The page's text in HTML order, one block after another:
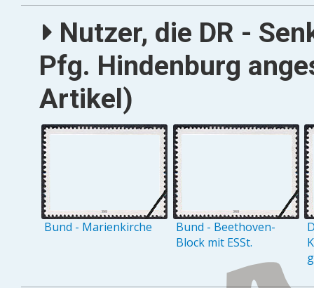
Nutzer, die DR -
Pfg. Hindenburg
Artikel)
Bund - Marienkirche
Bund - Beethoven-
Block mit ESSt.